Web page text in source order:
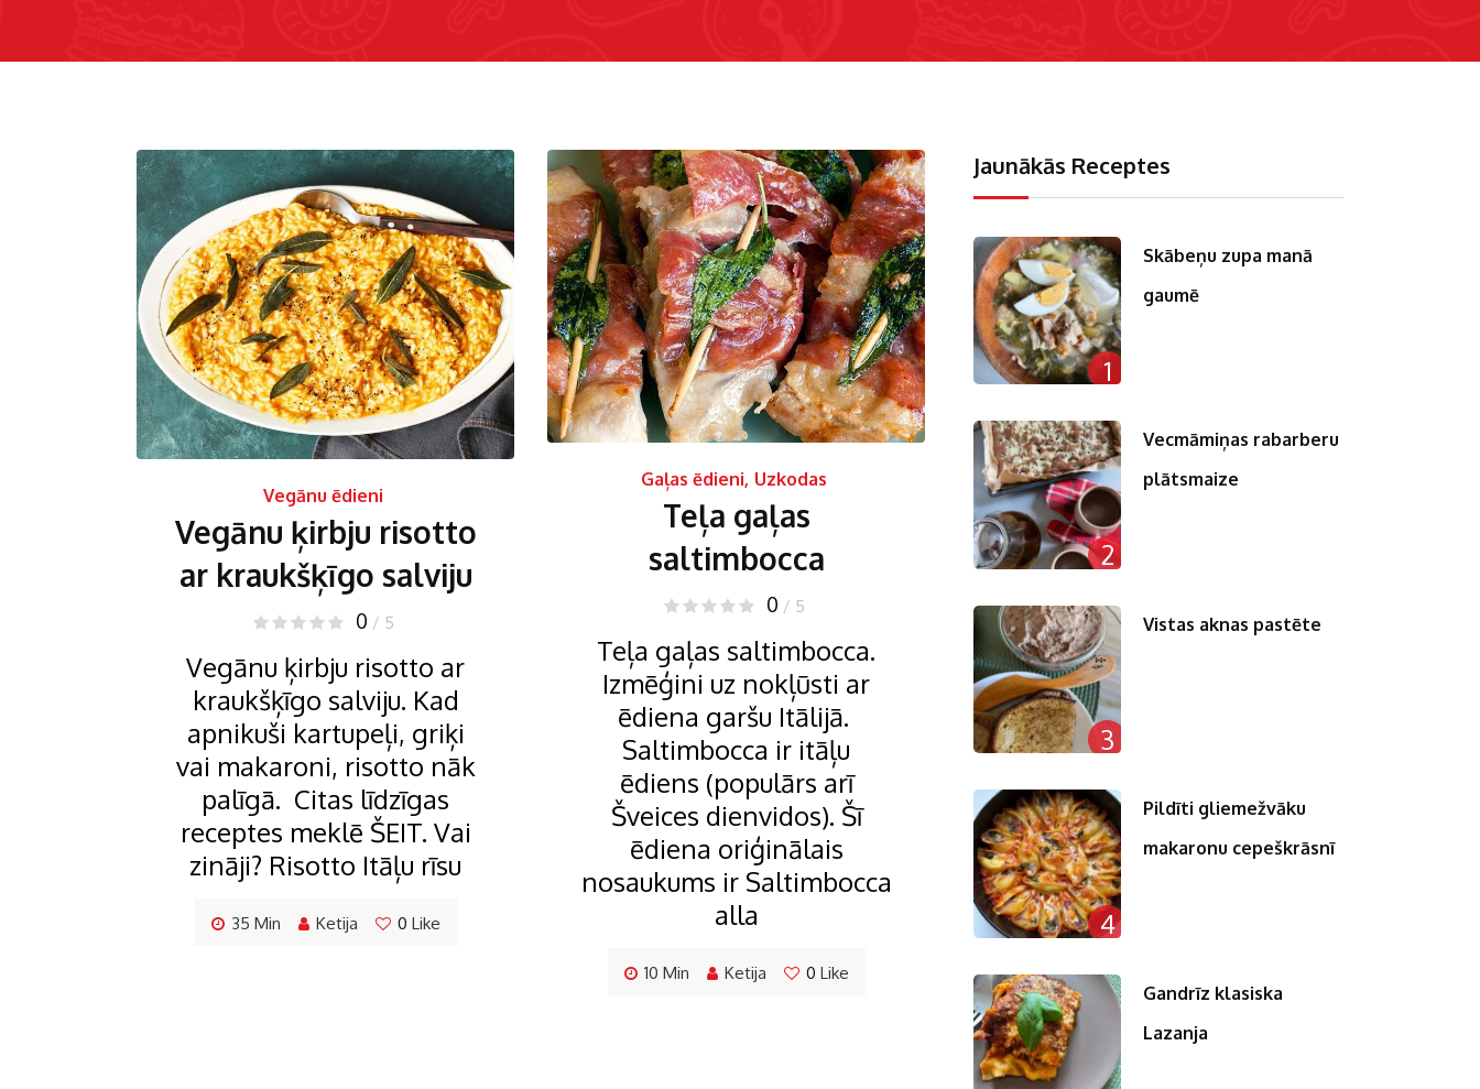
Vegānu ēdieni
Vegānu ķirbju risotto
ar kraukšķīgo salviju
0 / 5
Vegānu ķirbju risotto ar
kraukšķīgo salviju. Kad
apnikuši kartupeļi, griķi
vai makaroni, risotto nāk
palīgā. Citas līdzīgas
receptes meklē ŠEIT. Vai
zināji? Risotto Itāļu rīsu
35 Min Ketija 0 Like
Gaļas ēdieni, Uzkodas
Teļa gaļas
saltimbocca
0 / 5
Teļa gaļas saltimbocca.
Izmēģini uz nokļūsti ar
ēdiena garšu Itālijā.
Saltimbocca ir itāļu
ēdiens (populārs arī
Šveices dienvidos). Šī
ēdiena oriģinālais
nosaukums ir Saltimbocca
alla
10 Min Ketija 0 Like
Jaunākās Receptes
1
Skābeņu zupa manā
gaumē
2
Vecmāmiņas rabarberu
plātsmaize
3
Vistas aknas pastēte
4
Pildīti gliemežvāku
makaronu cepeškrāsnī
Gandrīz klasiska
Lazanja